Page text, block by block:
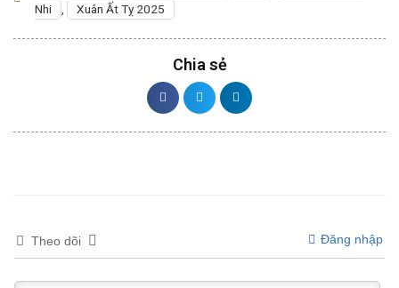
Nhi
Xuân Ất Tỵ 2025
Chia sẻ
Theo dõi Đăng nhập